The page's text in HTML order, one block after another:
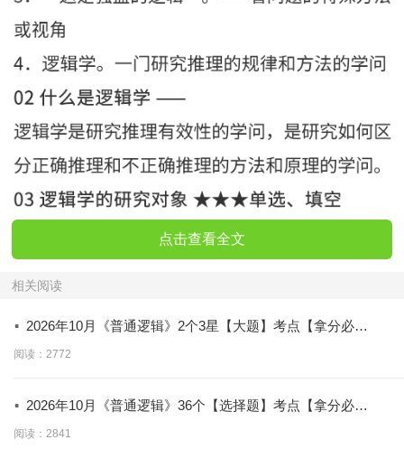
点击查看全文
相关阅读
· 2026年10月《普通逻辑》2个3星【大题】考点【拿分必
背】
阅读：2772
· 2026年10月《普通逻辑》36个【选择题】考点【拿分必
学】
阅读：2841